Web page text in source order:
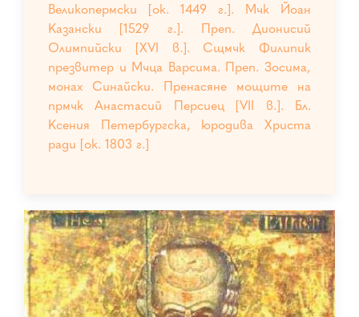
Великопермски [ок. 1449 г.]. Мчк Йоан
Казански [1529 г.]. Преп. Дионисий
Олимпийски [XVI в.]. Сщмчк Филипик
презвитер и Мчца Варсима. Преп. Зосима,
монах Синайски. Пренасяне мощите на
прмчк Анастасий Персиец [VII в.]. Бл.
Ксения Петербургска, юродива Христа
ради [ок. 1803 г.]